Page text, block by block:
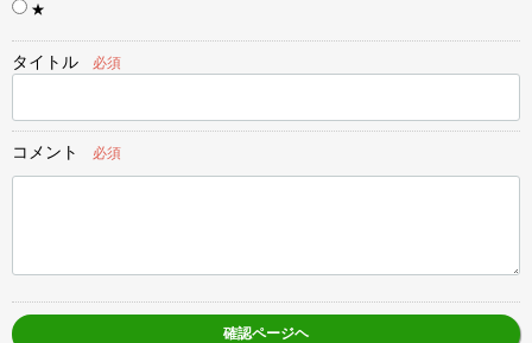
★
タイトル 必須
コメント 必須
確認ページヘ